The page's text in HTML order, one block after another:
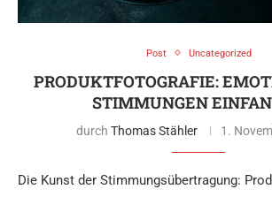
Post Uncategorized
PRODUKTFOTOGRAFIE:
STIMMUNGEN
durch Thomas Stähler 1.
Die Kunst der Stimmungsübertragung: